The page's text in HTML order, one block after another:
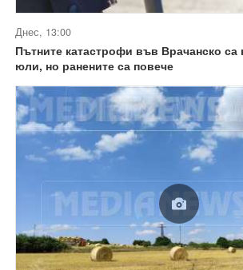
Днес, 13:00
Пътните катастрофи във Врачанско са
юли, но ранените са повече